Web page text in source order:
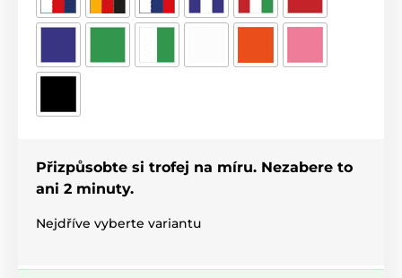
Přizpůsobte si trofej na míru. Nezabere to
ani 2 minuty.
Nejdříve vyberte variantu